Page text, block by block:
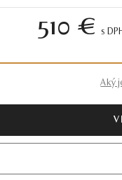
510 € S
Aký